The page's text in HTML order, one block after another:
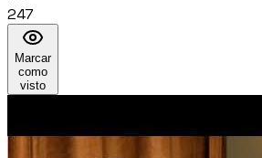
247
Marcar
como
visto